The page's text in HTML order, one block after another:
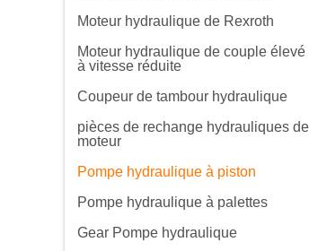
Moteur hydraulique de Rexroth
Moteur hydraulique de couple élevé
à vitesse réduite
Coupeur de tambour hydraulique
pièces de rechange hydrauliques de
moteur
Pompe hydraulique à piston
Pompe hydraulique à palettes
Gear Pompe hydraulique